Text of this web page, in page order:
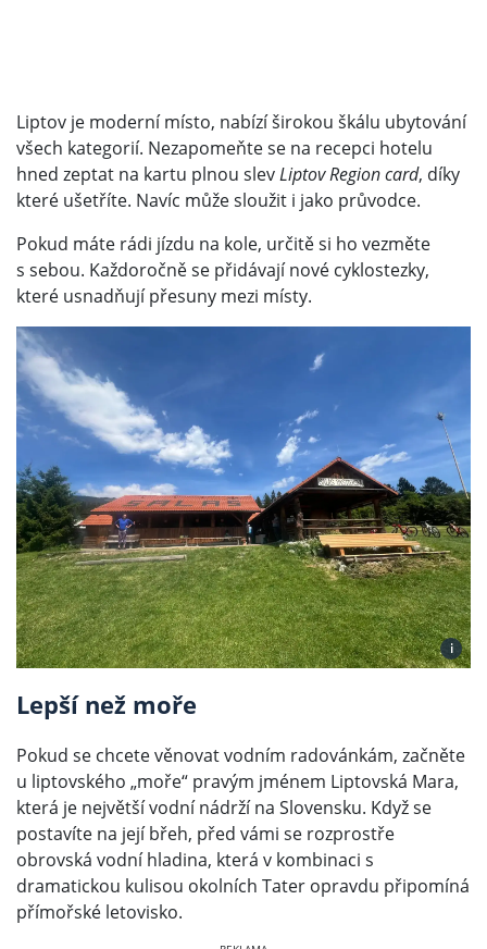
Liptov je moderní místo, nabízí širokou škálu ubytování
všech kategorií. Nezapomeňte se na recepci hotelu
hned zeptat na kartu plnou slevLiptov Region card, díky
které ušetříte. Navíc může sloužit i jako průvodce.
Pokud máte rádi jízdu na kole, určitě si ho vezměte
s sebou. Každoročně se přidávají nové cyklostezky,
které usnadňují přesuny mezi místy.
i
Lepší než moře
Pokud se chcete věnovat vodním radovánkám, začněte
u liptovského „moře“ pravým jménem Liptovská Mara,
která je největší vodní nádrží na Slovensku. Když se
postavíte na její břeh, před vámi se rozprostře
obrovská vodní hladina, která v kombinaci s
dramatickou kulisou okolních Tater opravdu připomíná
přímořské letovisko.